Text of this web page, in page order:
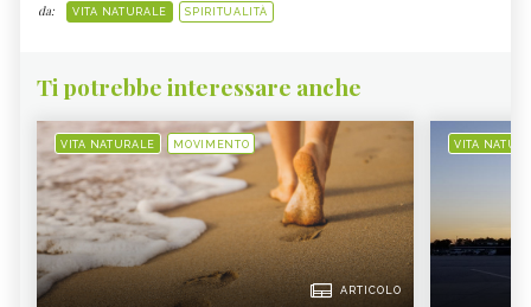
da: VITA NATURALE SPIRITUALITÀ
Ti potrebbe interessare anche
VITA NATURALE MOVIMENTO
ARTICOLO
VITA